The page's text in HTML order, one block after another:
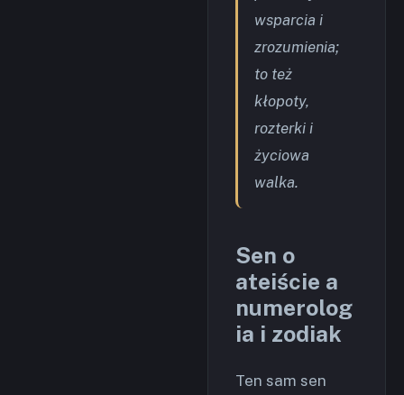
wsparcia i
zrozumienia;
to też
kłopoty,
rozterki i
życiowa
walka.
Sen o
ateiście a
numerolog
ia i zodiak
Ten sam sen